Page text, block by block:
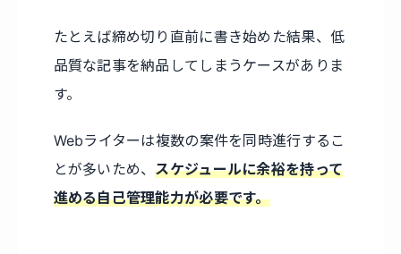
たとえば締め切り直前に書き始めた結果、低
品質な記事を納品してしまうケースがありま
す。
Webライターは複数の案件を同時進行するこ
とが多いため、スケジュールに余裕を持って
進める自己管理能力が必要です。